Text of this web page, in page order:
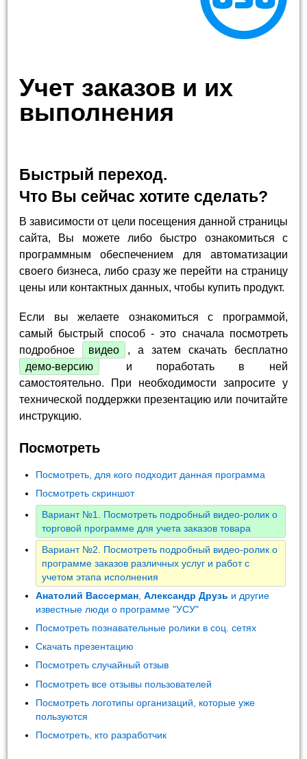
Учет заказов и их
выполнения
Быстрый переход.
Что Вы сейчас хотите сделать?
В зависимости от цели посещения данной страницы
сайта, Вы можете либо быстро ознакомиться с
программным обеспечением для автоматизации
своего бизнеса, либо сразу же перейти на страницу
цены или контактных данных, чтобы купить продукт.
Если вы желаете ознакомиться с программой,
самый быстрый способ - это сначала посмотреть
подробное
видео
, а затем скачать бесплатно
демо-версию
и поработать в ней
самостоятельно. При необходимости запросите у
технической поддержки презентацию или почитайте
инструкцию.
Посмотреть
Посмотреть, для кого подходит данная программа
Посмотреть скриншот
Вариант №1. Посмотреть подробный видео-ролик о
торговой программе для учета заказов товара
Вариант №2. Посмотреть подробный видео-ролик о
программе заказов различных услуг и работ с
учетом этапа исполнения
Анатолий Вассерман ,Александр Друзь и другие
известные люди о программе "УСУ"
Посмотреть познавательные ролики в соц. сетях
Скачать презентацию
Посмотреть случайный отзыв
Посмотреть все отзывы пользователей
Посмотреть логотипы организаций, которые уже
пользуются
Посмотреть, кто разработчик